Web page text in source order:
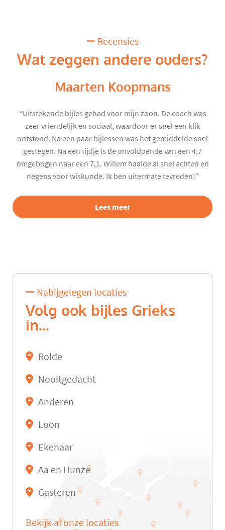
Recensies
Wat zeggen andere ouders?
Maarten Koopmans
“Uitstekende bijles gehad voor mijn zoon. De coach was
zeer vriendelijk en sociaal, waardoor er snel een klik
ontstond. Na een paar bijlessen was het gemiddelde snel
gestegen. Na een tijdje is de onvoldoende van een 4,7
omgebogen naar een 7,1. Willem haalde al snel achten en
negens voor wiskunde. Ik ben uitermate tevreden!”
Lees meer
Nabijgelegen locaties
Volg ook bijles Grieks
in...
Rolde
Nooitgedacht
Anderen
Loon
Ekehaar
Aa en Hunze
Gasteren
Bekijk al onze locaties